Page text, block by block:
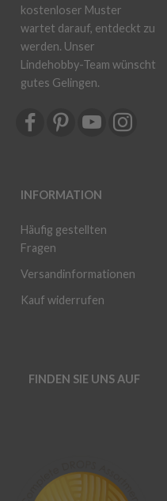
kostenloser Muster
wartet darauf, entdeckt zu
werden. Unser
Lindehobby-Team wünscht
gutes Gelingen.
INFORMATION
Häufig gestellten
Fragen
Versandinformationen
Kauf widerrufen
FINDEN SIE UNS AUF